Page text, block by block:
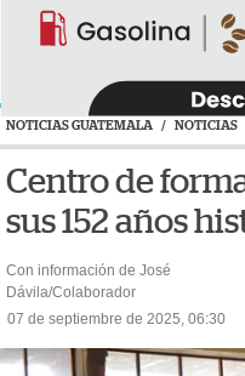
NOTICIAS GUATEMALA / NOTICIAS
Centro de
sus 152 años
Con información de José
Dávila/Colaborador
07 de septiembre de 2025, 06:30